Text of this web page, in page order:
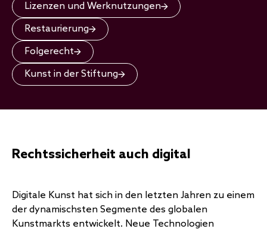
Lizenzen und Werknutzungen
Restaurierung
Folgerecht
Kunst in der Stiftung
Rechtssicherheit auch digital
Digitale Kunst hat sich in den letzten Jahren zu einem
der dynamischsten Segmente des globalen
Kunstmarkts entwickelt. Neue Technologien